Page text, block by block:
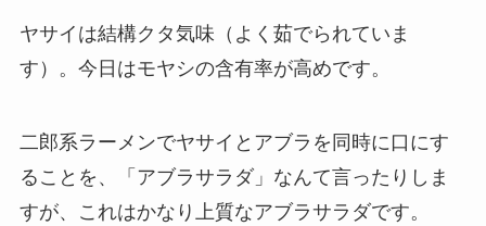
ヤサイは結構クタ気味（よく茹でられていま
す）。今日はモヤシの含有率が高めです。
二郎系ラーメンでヤサイとアブラを同時に口にす
ることを、「アブラサラダ」なんて言ったりしま
すが、これはかなり上質なアブラサラダです。